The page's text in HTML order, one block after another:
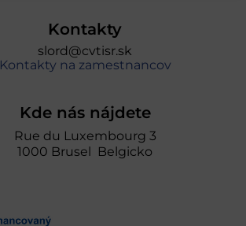
Kontakty
slord@cvtisr.sk
Kontakty na zamestnancov
Kde nás nájdete
Rue du Luxembourg 3
1000 Brusel Belgicko